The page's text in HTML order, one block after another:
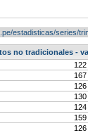
estadisticas/series/
no tradicionales -
122
167
126
130
124
159
126